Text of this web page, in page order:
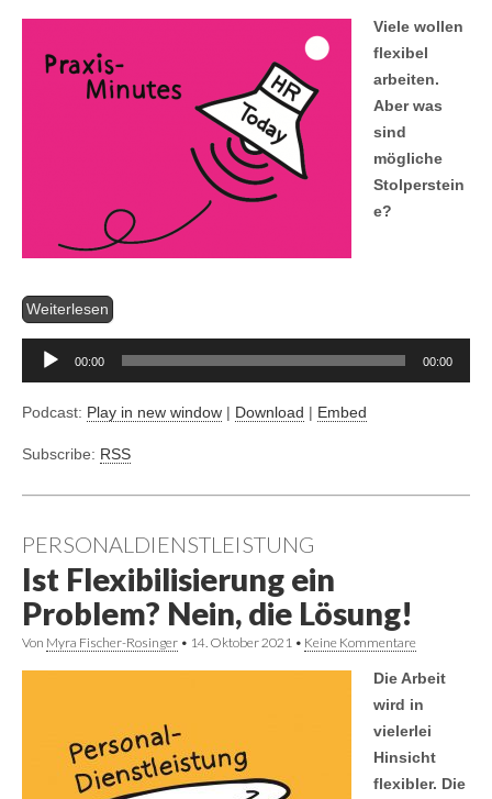
Viele wollen
flexibel
arbeiten.
Aber was
sind
mögliche
Stolperstein
e?
Weiterlesen
00:00 00:00
Podcast: Play in new window | Download | Embed
Subscribe: RSS
PERSONALDIENSTLEISTUNG
Ist Flexibilisierung ein
Problem? Nein, die Lösung!
Von Myra Fischer-Rosinger • 14. Oktober 2021 • Keine Kommentare
Die Arbeit
wird in
vielerlei
Hinsicht
flexibler. Die